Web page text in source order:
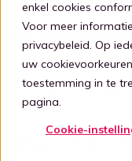
enkel cookies
Voor meer
privacybeleid. Op
uw
toestemming in te
pagina.
Cookie-
Platform
Intelligente
Prijzen
Back to overview
DIGITALE